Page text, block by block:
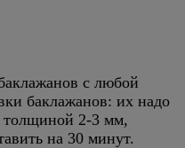
с любой
баклажанов: их надо
толщиной 2-3 мм,
на 30 минут.